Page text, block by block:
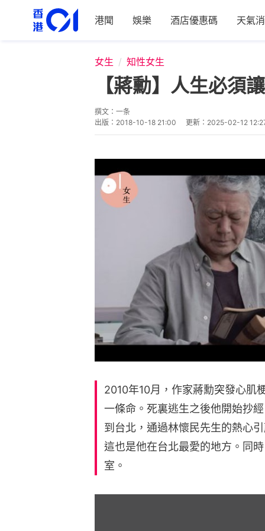
港聞 娛樂 酒店優惠碼 天氣
女生 知性女生
【蔣勳】人生必須
撰文： 一条
出版： 2018-10-18 21:00 更新： 2025-02-12
2010年10月，作家蔣勳突發心肌
一條命。死裏逃生之後他開始抄
到台北，通過林懷民先生的熱心
這也是他在台北最愛的地方。同
室。